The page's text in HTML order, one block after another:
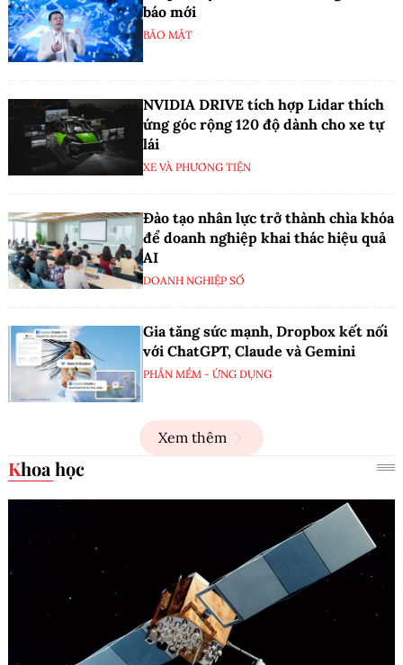
báo mới
BẢO MẬT
NVIDIA DRIVE tích hợp Lidar thích
ứng góc rộng 120 độ dành cho xe tự
lái
XE VÀ PHƯƠNG TIỆN
Đào tạo nhân lực trở thành chìa khóa
để doanh nghiệp khai thác hiệu quả
AI
DOANH NGHIỆP SỐ
Gia tăng sức mạnh, Dropbox kết nối
với ChatGPT, Claude và Gemini
PHẦN MỀM - ỨNG DỤNG
Xem thêm
Khoa học